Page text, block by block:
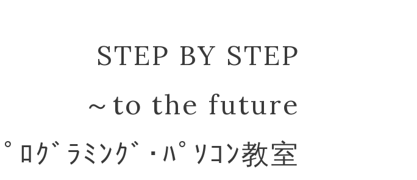
STEP BY STEP
～to the future
ﾛｸﾞﾗﾐﾝｸﾞ･ﾊﾟｿｺﾝ教室